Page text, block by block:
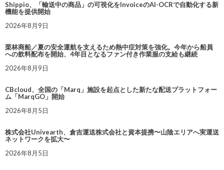
Shippio、「輸送中の商品」の可視化をInvoiceのAI-OCRで自動化する新
機能を提供開始
2026年8月9日
栗林商船／夏の安全運航を支えるため熱中症対策を強化。今年から船員
への飲料配布を開始、4年目となるファン付き作業服の支給も継続
2026年8月9日
CBcloud、全国の「Marq」施設を起点とした新たな配送プラットフォー
ム「MarqGO」開始
2026年8月5日
株式会社Univearth、倉吉運送株式会社と資本提携〜山陰エリアへ実運送
ネットワークを拡大〜
2026年8月5日